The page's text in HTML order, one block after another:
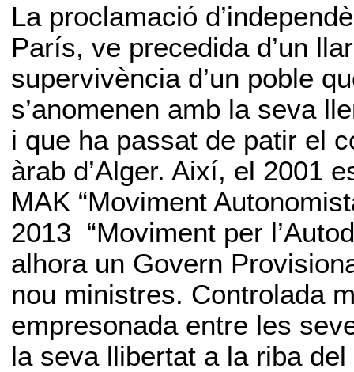
La proclamació
París, ve precedida d’un
supervivència d’un poble
s’anomenen amb la seva
i que ha passat de patir el
àrab d’Alger. Així, el 2001
MAK “Moviment
2013 “Moviment per
alhora un Govern
nou ministres. Controlada
empresonada entre les
la seva llibertat a la riba del